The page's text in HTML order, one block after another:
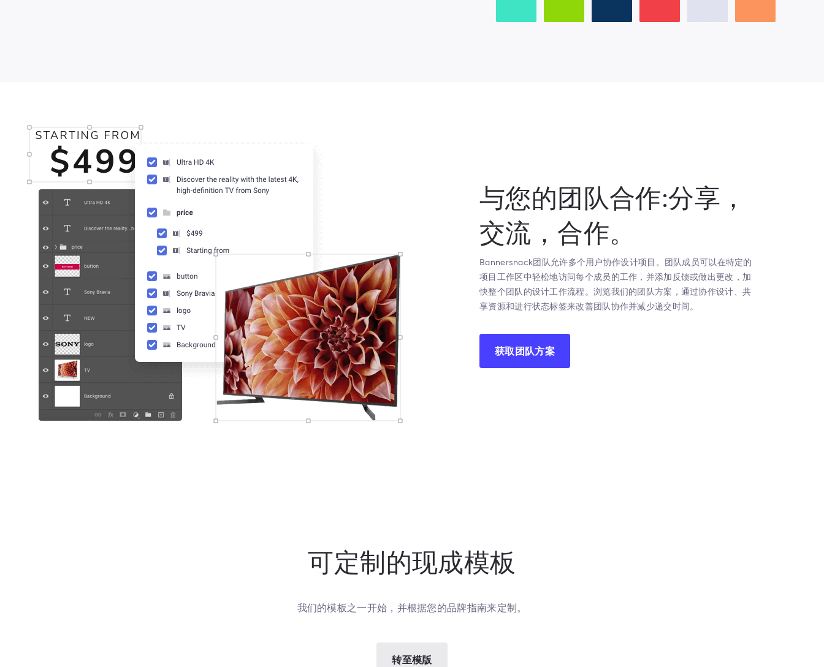
与您的团队合作:分享，
交流，合作。
Bannersnack团队允许多个用户协作设计项目。团队成员可以在特定的
项目工作区中轻松地访问每个成员的工作，并添加反馈或做出更改，加
快整个团队的设计工作流程。浏览我们的团队方案，通过协作设计、共
享资源和进行状态标签来改善团队协作并减少递交时间。
获取团队方案
可定制的现成模板
我们的模板之一开始，并根据您的品牌指南来定制。
转至模版